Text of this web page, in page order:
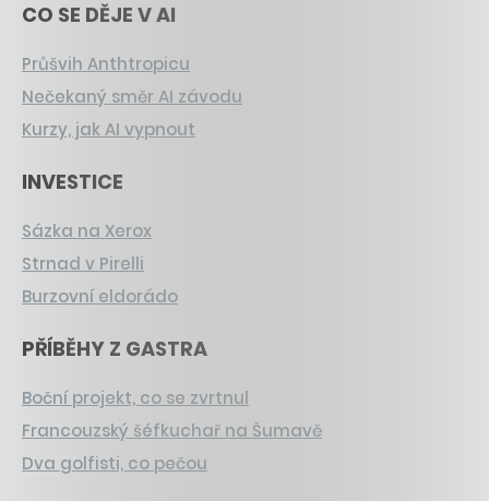
CO SE DĚJE V AI
Průšvih Anthtropicu
Nečekaný směr AI závodu
Kurzy, jak AI vypnout
INVESTICE
Sázka na Xerox
Strnad v Pirelli
Burzovní eldorádo
PŘÍBĚHY Z GASTRA
Boční projekt, co se zvrtnul
Francouzský šéfkuchař na Šumavě
Dva golfisti, co pečou